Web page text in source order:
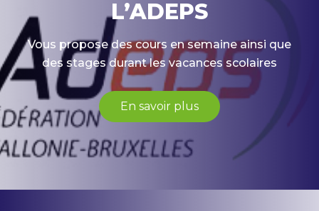
L’ADEPS
Vous propose des cours en semaine ainsi que
des stages durant les vacances scolaires
En savoir plus